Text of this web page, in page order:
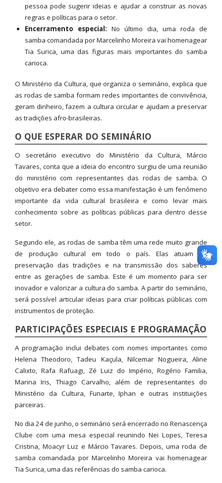
pessoa pode sugerir ideias e ajudar a construir as novas
regras e políticas para o setor.
Encerramento especial: No último dia, uma roda de
samba comandada por Marcelinho Moreira vai homenagear
Tia Surica, uma das figuras mais importantes do samba
carioca.
O Ministério da Cultura, que organiza o seminário, explica que
as rodas de samba formam redes importantes de convivência,
geram dinheiro, fazem a cultura circular e ajudam a preservar
as tradições afro-brasileiras.
O QUE ESPERAR DO SEMINÁRIO
O secretário executivo do Ministério da Cultura, Márcio
Tavares, conta que a ideia do encontro surgiu de uma reunião
do ministério com representantes das rodas de samba. O
objetivo era debater como essa manifestação é um fenômeno
importante da vida cultural brasileira e como levar mais
conhecimento sobre as políticas públicas para dentro desse
setor.
Segundo ele, as rodas de samba têm uma rede muito grande
de produção cultural em todo o país. Elas atuam na
preservação das tradições e na transmissão dos saberes
entre as gerações de samba. Este é um momento para ser
inovador e valorizar a cultura do samba. A partir do seminário,
será possível articular ideias para criar políticas públicas com
instrumentos de proteção.
PARTICIPAÇÕES ESPECIAIS E PROGRAMAÇÃO
A programação inclui debates com nomes importantes como
Helena Theodoro, Tadeu Kaçula, Nilcemar Nogueira, Aline
Calixto, Rafa Rafuagi, Zé Luiz do Império, Rogério Familia,
Marina Iris, Thiago Carvalho, além de representantes do
Ministério da Cultura, Funarte, Iphan e outras instituições
parceiras.
No dia 24 de junho, o seminário será encerrado no Renascença
Clube com uma mesa especial reunindo Nei Lopes, Teresa
Cristina, Moacyr Luz e Márcio Tavares. Depois, uma roda de
samba comandada por Marcelinho Moreira vai homenagear
Tia Surica, uma das referências do samba carioca.